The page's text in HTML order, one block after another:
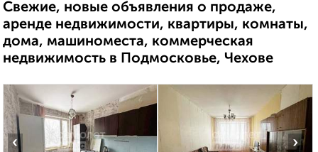
Свежие, новые объявления о продаже,
аренде недвижимости, квартиры, комнаты,
дома, машиноместа, коммерческая
недвижимость в Подмосковье, Чехове
‹ ›